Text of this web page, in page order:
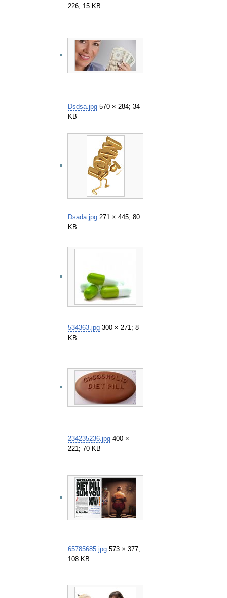
226; 15 KB
Dsdsa.jpg 570 × 284; 34
KB
Dsada.jpg 271 × 445; 80
KB
534363.jpg 300 × 271; 8
KB
234235236.jpg 400 ×
221; 70 KB
65785685.jpg 573 × 377;
108 KB